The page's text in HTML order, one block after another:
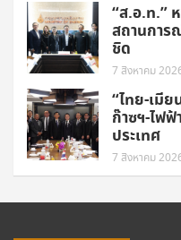
“ส.อ.ท.”
สถานการ
ชิด
7 สิงหาคม
“ไทย-เมี
ก๊าซฯ-ไฟ
ประเทศ
7 สิงหาคม